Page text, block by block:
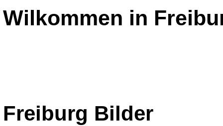
Wilkommen in
Freiburg Bilder